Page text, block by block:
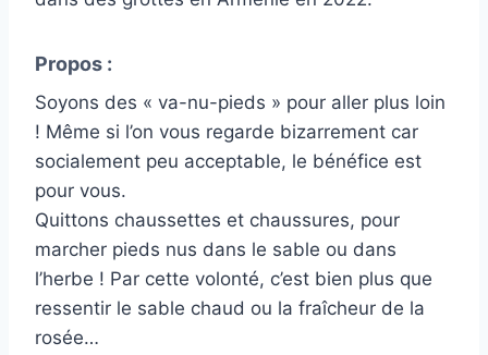
Propos :
Soyons des « va-nu-pieds » pour aller plus loin
! Même si l’on vous regarde bizarrement car
socialement peu acceptable, le bénéfice est
pour vous.
Quittons chaussettes et chaussures, pour
marcher pieds nus dans le sable ou dans
l’herbe ! Par cette volonté, c’est bien plus que
ressentir le sable chaud ou la fraîcheur de la
rosée…